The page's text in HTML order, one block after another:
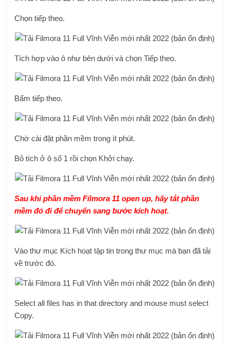
Chọn tiếp theo.
Tích hợp vào ô như bên dưới và chọn Tiếp theo.
Bấm tiếp theo.
Chờ cài đặt phần mềm trong ít phút.
Bỏ tích ở ô số 1 rồi chọn Khởi chạy.
Sau khi phần mềm Filmora 11 open up, hãy tắt phần
mềm đó đi để chuyển sang bước kích hoạt.
Vào thư mục Kích hoạt tập tin trong thư mục mà bạn đã tải
về trước đó.
Select all files has in that directory and mouse must select
Copy.